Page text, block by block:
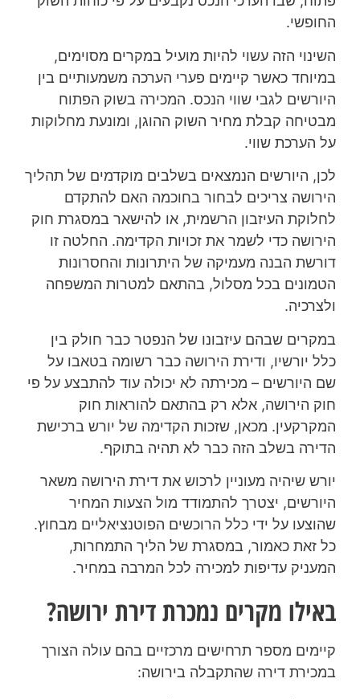
החופשי.
השינוי הזה עשוי להיות מועיל במקרים מסוימים,
במיוחד כאשר קיימים פערי הערכה משמעותיים בין
היורשים לגבי שווי הנכס. המכירה בשוק הפתוח
מבטיחה קבלת מחיר השוק ההוגן, ומונעת מחלוקות
על הערכת שווי.
לכן, היורשים הנמצאים בשלבים מוקדמים של תהליך
הירושה צריכים לבחור בחוכמה האם להתקדם
לחלוקת העיזבון הרשמית, או להישאר במסגרת חוק
הירושה כדי לשמר את זכויות הקדימה. החלטה זו
דורשת הבנה מעמיקה של היתרונות והחסרונות
הטמונים בכל מסלול, בהתאם למטרות המשפחה
ולצרכיה.
במקרים שבהם עיזבונו של הנפטר כבר חולק בין
כלל יורשיו, ודירת הירושה כבר רשומה בטאבו על
שם היורשים – מכירתה לא יכולה עוד להתבצע על פי
חוק הירושה, אלא רק בהתאם להוראות חוק
המקרקעין. מכאן, שזכות הקדימה של יורש ברכישת
הדירה בשלב הזה כבר לא תהיה בתוקף.
יורש שיהיה מעוניין לרכוש את דירת הירושה משאר
היורשים, יצטרך להתמודד מול הצעות המחיר
שהוצעו על ידי כלל הרוכשים הפוטנציאליים מבחוץ.
כל זאת כאמור, במסגרת של הליך התמחרות,
המעניק עדיפות למכירה לכל המרבה במחיר.
באילו מקרים נמכרת דירת ירושה?
קיימים מספר תרחישים מרכזיים בהם עולה הצורך
במכירת דירה שהתקבלה בירושה: